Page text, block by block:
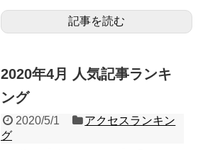
記事を読む
2020年4月 人気記事ランキ
ング
2020/5/1
アクセスランキン
グ